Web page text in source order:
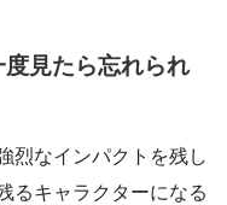
見たら忘れられ
烈なインパクトを残し
るキャラクターになる